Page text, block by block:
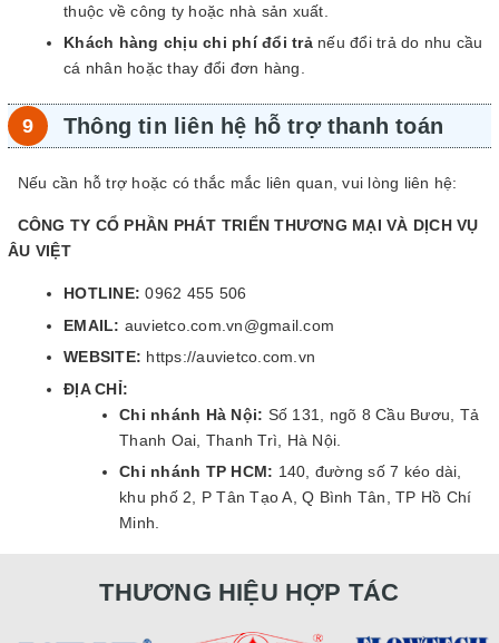
thuộc về công ty hoặc nhà sản xuất.
Khách hàng chịu chi phí đổi trảnếu đổi trả do nhu cầu
cá nhân hoặc thay đổi đơn hàng.
Thông tin liên hệ hỗ trợ thanh toán
Nếu cần hỗ trợ hoặc có thắc mắc liên quan, vui lòng liên hệ:
CÔNG TY CỔ PHẦN PHÁT TRIỂN THƯƠNG MẠI VÀ DỊCH VỤ
ÂU VIỆT
HOTLINE: 0962 455 506
EMAIL: auvietco.com.vn@gmail.com
WEBSITE: https://auvietco.com.vn
ĐỊA CHỈ:
Chi nhánh Hà Nội: Số 131, ngõ 8 Cầu Bươu, Tả
Thanh Oai, Thanh Trì, Hà Nội.
Chi nhánh TP HCM: 140, đường số 7 kéo dài,
khu phố 2, P Tân Tạo A, Q Bình Tân, TP Hồ Chí
Minh.
THƯƠNG HIỆU HỢP TÁC